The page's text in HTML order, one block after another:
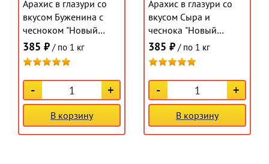
Арахис в глазури со
вкусом Буженина с
чесноком "Новый
Восток" 1кг
385 ₽ / по 1 кг
- +
В корзину
Арахис в глазури со
вкусом Сыра и
чеснока "Новый
Восток" 1кг
385 ₽ / по 1 кг
- +
В корзину